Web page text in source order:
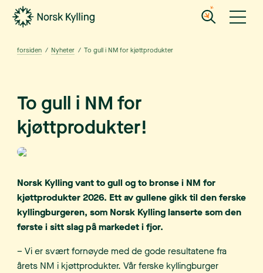
Gå til hovedinnholdet
Gå til menyen
forsiden / Nyheter / To gull i NM for kjøttprodukter
To gull i NM for
kjøttprodukter!
Norsk Kylling vant to gull og to bronse i NM for
kjøttprodukter 2026. Ett av gullene gikk til den ferske
kyllingburgeren, som Norsk Kylling lanserte som den
første i sitt slag på markedet i fjor.
– Vi er svært fornøyde med de gode resultatene fra
årets NM i kjøttprodukter. Vår ferske kyllingburger